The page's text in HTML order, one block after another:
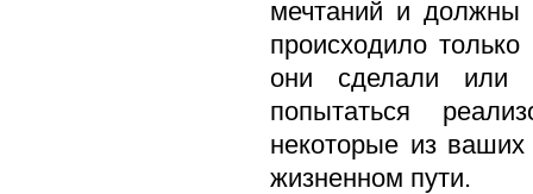
мечтаний и должны
происходило
они сделали или
попытаться
некоторые из
жизненном пути.